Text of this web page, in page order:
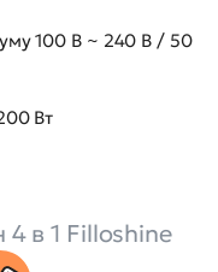
100 В ~ 240 В / 50
Вт
в 1 Filloshine